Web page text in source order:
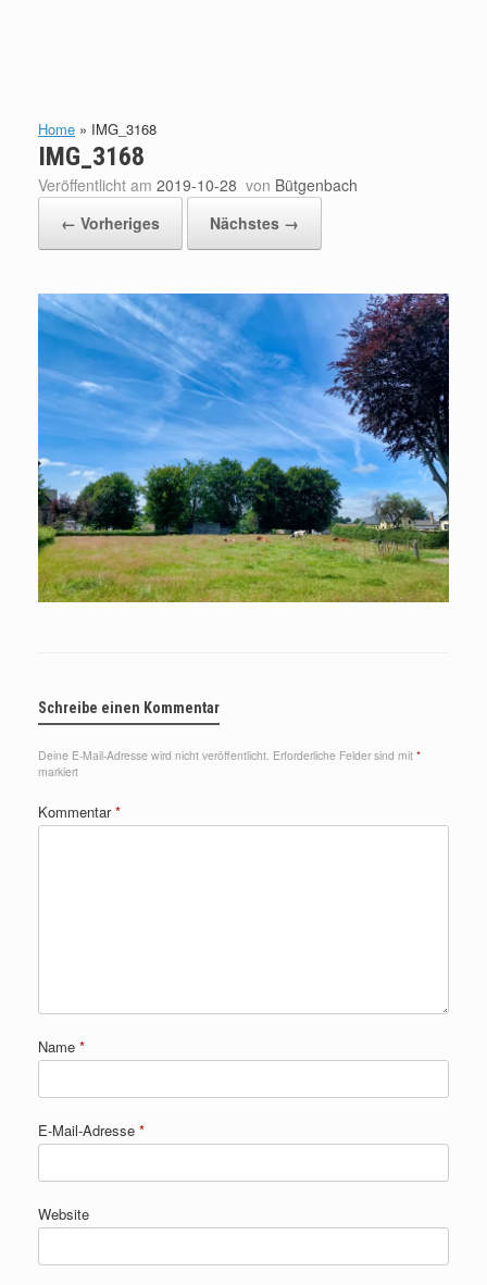
Home » IMG_3168
IMG_3168
Veröffentlicht am 2019-10-28 von Bütgenbach
← Vorheriges
Nächstes →
Schreibe einen Kommentar
Deine E-Mail-Adresse wird nicht veröffentlicht. Erforderliche Felder sind mit *
markiert
Kommentar*
Name *
E-Mail-Adresse *
Website